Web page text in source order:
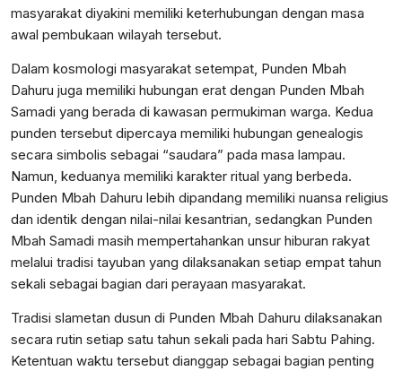
masyarakat diyakini memiliki keterhubungan dengan masa
awal pembukaan wilayah tersebut.
Dalam kosmologi masyarakat setempat, Punden Mbah
Dahuru juga memiliki hubungan erat dengan Punden Mbah
Samadi yang berada di kawasan permukiman warga. Kedua
punden tersebut dipercaya memiliki hubungan genealogis
secara simbolis sebagai “saudara” pada masa lampau.
Namun, keduanya memiliki karakter ritual yang berbeda.
Punden Mbah Dahuru lebih dipandang memiliki nuansa religius
dan identik dengan nilai-nilai kesantrian, sedangkan Punden
Mbah Samadi masih mempertahankan unsur hiburan rakyat
melalui tradisi tayuban yang dilaksanakan setiap empat tahun
sekali sebagai bagian dari perayaan masyarakat.
Tradisi slametan dusun di Punden Mbah Dahuru dilaksanakan
secara rutin setiap satu tahun sekali pada hari Sabtu Pahing.
Ketentuan waktu tersebut dianggap sebagai bagian penting